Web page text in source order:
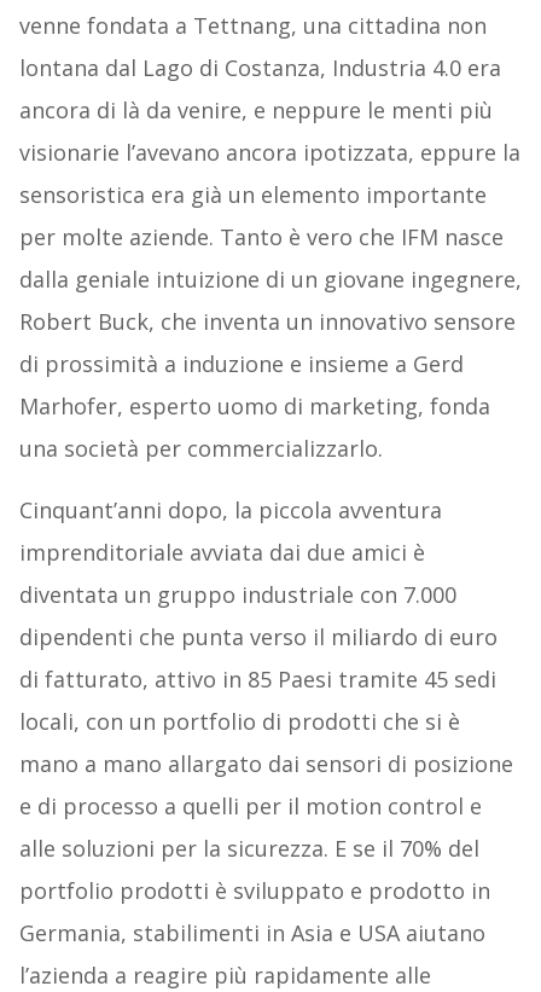
venne fondata a Tettnang, una cittadina non
lontana dal Lago di Costanza, Industria 4.0 era
ancora di là da venire, e neppure le menti più
visionarie l’avevano ancora ipotizzata, eppure la
sensoristica era già un elemento importante
per molte aziende. Tanto è vero che IFM nasce
dalla geniale intuizione di un giovane ingegnere,
Robert Buck, che inventa un innovativo sensore
di prossimità a induzione e insieme a Gerd
Marhofer, esperto uomo di marketing, fonda
una società per commercializzarlo.
Cinquant’anni dopo, la piccola avventura
imprenditoriale avviata dai due amici è
diventata un gruppo industriale con 7.000
dipendenti che punta verso il miliardo di euro
di fatturato, attivo in 85 Paesi tramite 45 sedi
locali, con un portfolio di prodotti che si è
mano a mano allargato dai sensori di posizione
e di processo a quelli per il motion control e
alle soluzioni per la sicurezza. E se il 70% del
portfolio prodotti è sviluppato e prodotto in
Germania, stabilimenti in Asia e USA aiutano
l’azienda a reagire più rapidamente alle